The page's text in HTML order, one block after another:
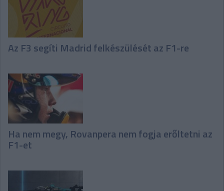
Az F3 segíti Madrid felkészülését az F1-re
Ha nem megy, Rovanpera nem fogja erőltetni az
F1-et